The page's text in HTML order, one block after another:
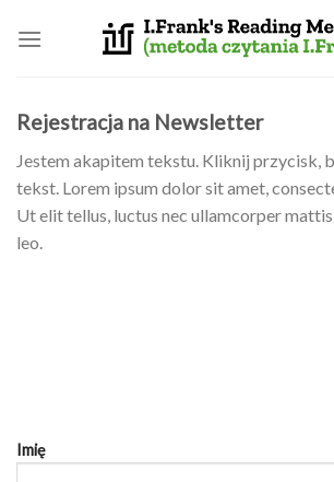
Rejestracja na Newsletter
Jestem akapitem tekstu. Kliknij przycisk,
tekst. Lorem ipsum dolor sit amet,
Ut elit tellus, luctus nec ullamcorper
leo.
Imię